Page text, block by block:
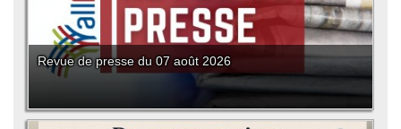
Revue de presse du 07 août 2026